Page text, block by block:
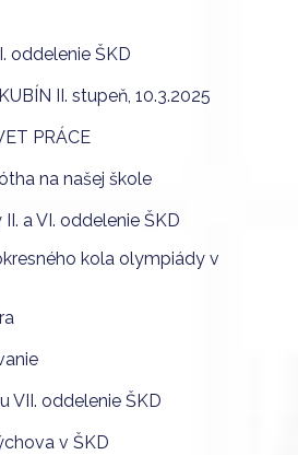
oddelenie ŠKD
II. stupeň, 10.3.2025
PRÁCE
na našej škole
a VI. oddelenie ŠKD
kola olympiády v
VII. oddelenie ŠKD
v ŠKD